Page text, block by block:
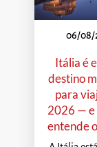
06/08/
Itália é
destino
para
2026 — e
entende